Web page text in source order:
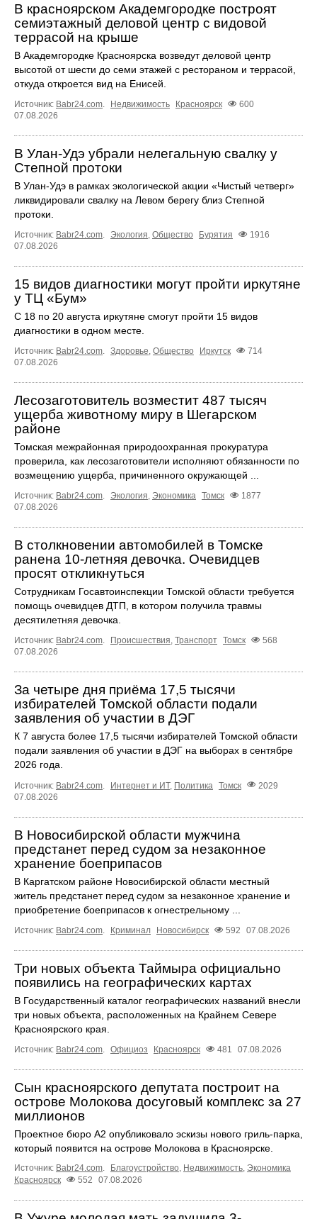
В красноярском Академгородке построят
семиэтажный деловой центр с видовой
террасой на крыше
В Академгородке Красноярска возведут деловой центр
высотой от шести до семи этажей с рестораном и террасой,
откуда откроется вид на Енисей.
Источник: Babr24.com. Недвижимость Красноярск
600
07.08.2026
В Улан-Удэ убрали нелегальную свалку у
Степной протоки
В Улан-Удэ в рамках экологической акции «Чистый четверг»
ликвидировали свалку на Левом берегу близ Степной
протоки.
Источник: Babr24.com. Экология, Общество Бурятия
1916
07.08.2026
15 видов диагностики могут пройти иркутяне
у ТЦ «Бум»
С 18 по 20 августа иркутяне смогут пройти 15 видов
диагностики в одном месте.
Источник: Babr24.com. Здоровье, Общество Иркутск
714
07.08.2026
Лесозаготовитель возместит 487 тысяч
ущерба животному миру в Шегарском
районе
Томская межрайонная природоохранная прокуратура
проверила, как лесозаготовители исполняют обязанности по
возмещению ущерба, причиненного окружающей ...
Источник: Babr24.com. Экология, Экономика Томск
1877
07.08.2026
В столкновении автомобилей в Томске
ранена 10-летняя девочка. Очевидцев
просят откликнуться
Сотрудникам Госавтоинспекции Томской области требуется
помощь очевидцев ДТП, в котором получила травмы
десятилетняя девочка.
Источник: Babr24.com. Происшествия, Транспорт Томск
568
07.08.2026
За четыре дня приёма 17,5 тысячи
избирателей Томской области подали
заявления об участии в ДЭГ
К 7 августа более 17,5 тысячи избирателей Томской области
подали заявления об участии в ДЭГ на выборах в сентябре
2026 года.
Источник: Babr24.com Интернет и ИТ, Политика Томск
2029
07.08.2026
В Новосибирской области мужчина
предстанет перед судом за незаконное
хранение боеприпасов
В Каргатском районе Новосибирской области местный
житель предстанет перед судом за незаконное хранение и
приобретение боеприпасов к огнестрельному ...
Источник: Babr24.com Криминал Новосибирск 592 07.08.2026
Три новых объекта Таймыра официально
появились на географических картах
В Государственный каталог географических названий внесли
три новых объекта, расположенных на Крайнем Севере
Красноярского края.
Источник: Babr24.com Официоз Красноярск 481 07.08.2026
Сын красноярского депутата построит на
острове Молокова досуговый комплекс за 27
миллионов
Проектное бюро А2 опубликовало эскизы нового гриль-парка,
который появится на острове Молокова в Красноярске.
Источник: Babr24.com Благоустройство Недвижимость Экономика
Красноярск
552 07.08.2026